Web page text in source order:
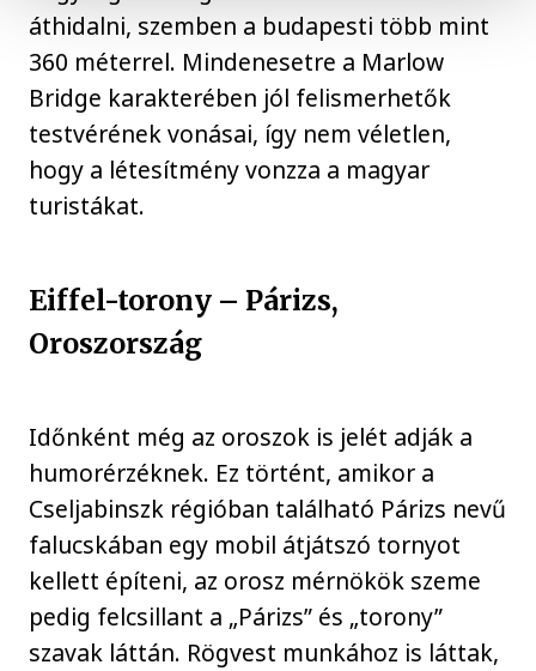
áthidalni, szemben a budapesti több mint
360 méterrel. Mindenesetre a Marlow
Bridge karakterében jól felismerhetők
testvérének vonásai, így nem véletlen,
hogy a létesítmény vonzza a magyar
turistákat.
Eiffel-torony – Párizs,
Oroszország
Időnként még az oroszok is jelét adják a
humorérzéknek. Ez történt, amikor a
Cseljabinszk régióban található Párizs nevű
falucskában egy mobil átjátszó tornyot
kellett építeni, az orosz mérnökök szeme
pedig felcsillant a „Párizs” és „torony”
szavak láttán. Rögvest munkához is láttak,